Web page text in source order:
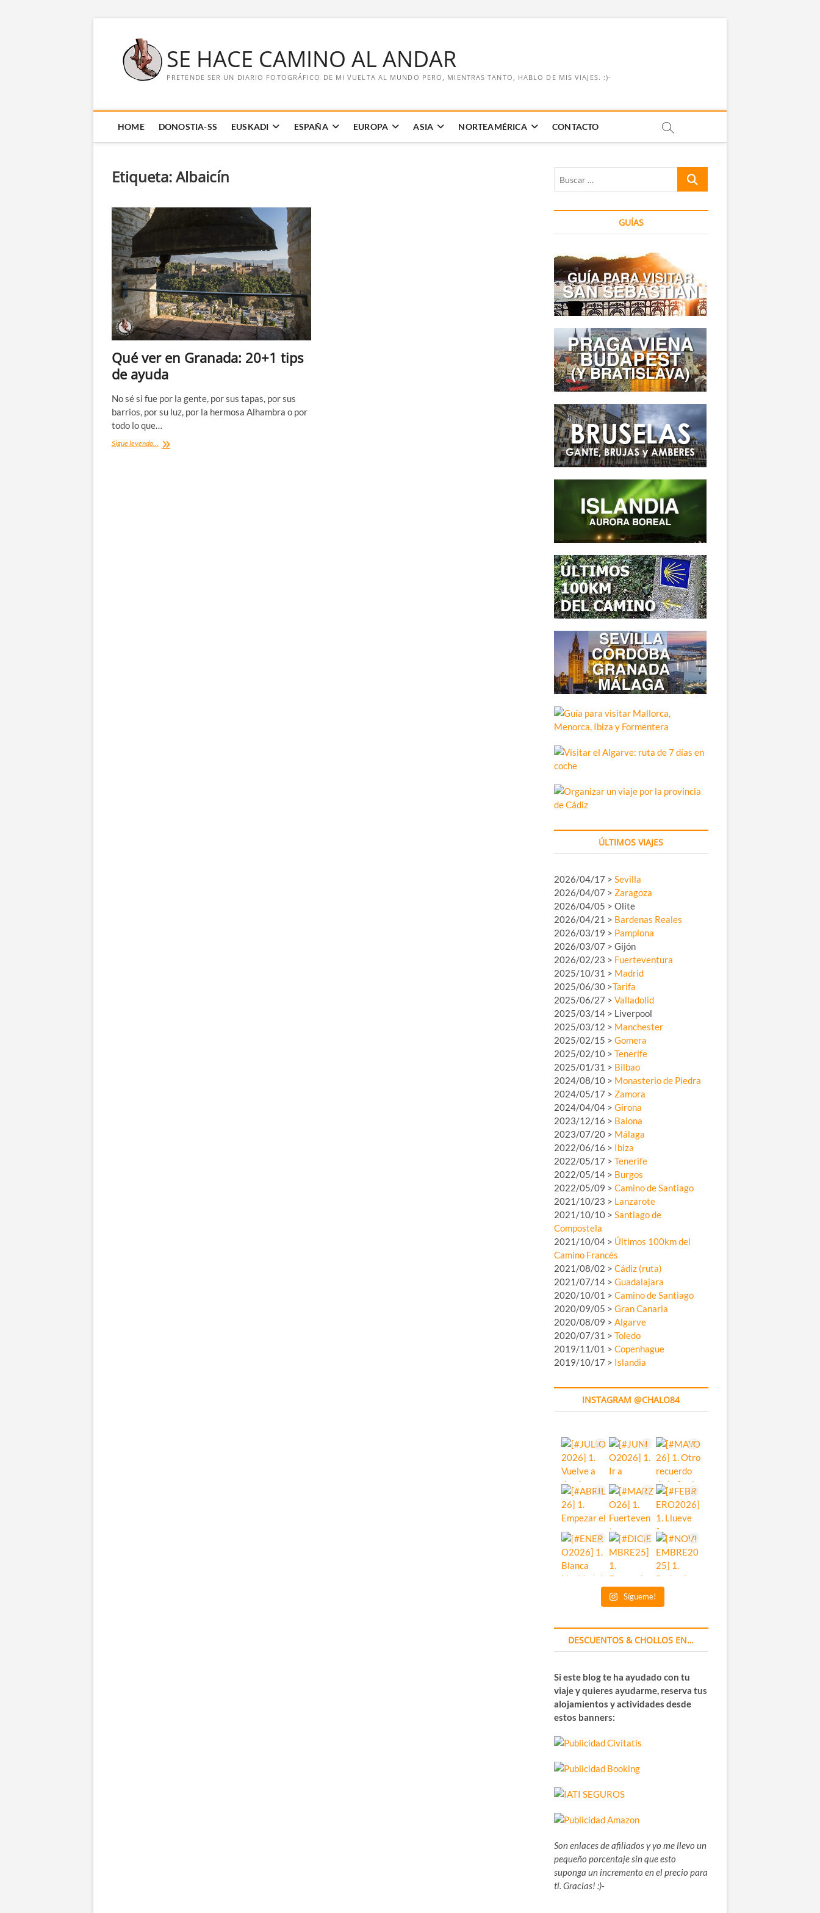
contenido
SE HACE CAMINO AL ANDAR
PRETENDE SER UN DIARIO FOTOGRÁFICO DE MI VUELTA AL MUNDO PERO, MIENTRAS TANTO, HABLO DE MIS VIAJES. :)-
HOME DONOSTIA-SS EUSKADI ESPAÑA EUROPA ASIA NORTEAMÉRICA CONTACTO
Etiqueta:Albaicín
Qué ver en Granada: 20+1 tips
de ayuda
No sé si fue por la gente, por sus tapas, por sus
barrios, por su luz, por la hermosa Alhambra o por
todo lo que…
Sigue leyendo... Qué
Buscar
GUÍAS
ÚLTIMOS VIAJES
2026/04/17 > Sevilla
2026/04/07 > Zaragoza
2026/04/05 > Olite
2026/04/21 > Bardenas Reales
2026/03/19 > Pamplona
2026/03/07 > Gijón
2026/02/23 > Fuerteventura
2025/10/31 > Madrid
2025/06/30 >Tarifa
2025/06/27 > Valladolid
2025/03/14 > Liverpool
2025/03/12 > Manchester
2025/02/15 > Gomera
2025/02/10 > Tenerife
2025/01/31 > Bilbao
2024/08/10 > Monasterio de Piedra
2024/05/17 > Zamora
2024/04/04 > Girona
2023/12/16 > Baiona
2023/07/20 > Málaga
2022/06/16 > Ibiza
2022/05/17 > Tenerife
2022/05/14 > Burgos
2022/05/09 > Camino de Santiago
2021/10/23 > Lanzarote
2021/10/10 > Santiago de
Compostela
2021/10/04 > Últimos 100km del
Camino Francés
2021/08/02 > Cádiz (ruta)
2021/07/14 > Guadalajara
2020/10/01 > Camino de Santiago
2020/09/05 > Gran Canaria
2020/08/09 > Algarve
2020/07/31 > Toledo
2019/11/01 > Copenhague
2019/10/17 > Islandia
INSTAGRAM @CHALO84
Sígueme!
DESCUENTOS & CHOLLOS EN…
Si este blog te ha ayudado con tu
viaje y quieres ayudarme, reserva tus
alojamientos y actividades desde
estos banners:
Son enlaces de afiliados y yo me llevo un
pequeño porcentaje sin que esto
suponga un incremento en el precio para
ti. Gracias! :)-